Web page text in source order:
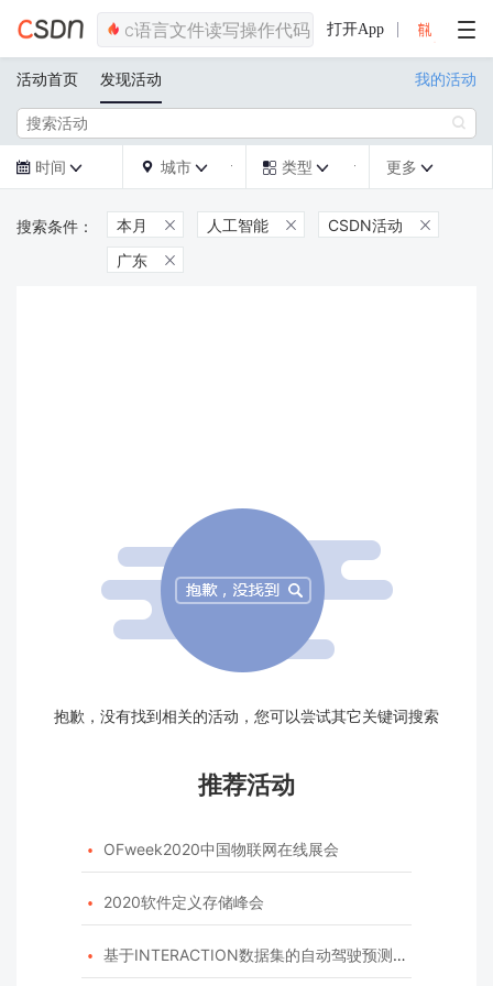
打开App
活动首页 发现活动 我的活动

 时间   城市   类型  更多 
本月  人工智能  CSDN活动 
广东 
抱歉，没有找到相关的活动，您可以尝试其它关键词搜索
推荐活动
 OFweek2020中国物联网在线展会
 2020软件定义存储峰会
 基于INTERACTION数据集的自动驾驶预测模型挑战赛